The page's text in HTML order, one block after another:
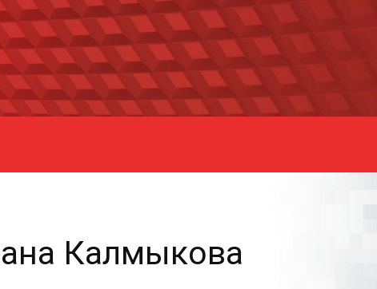
Калмыкова